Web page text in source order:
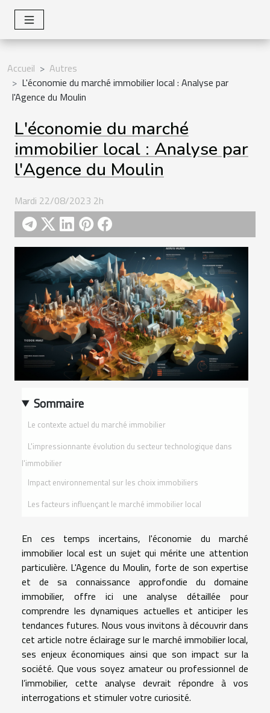
Accueil
Autres
L'économie du marché immobilier local : Analyse par
l'Agence du Moulin
L'économie du marché
immobilier local : Analyse par
l'Agence du Moulin
Mardi 22/08/2023 2h
Sommaire
Le contexte actuel du marché immobilier
L'impressionnante évolution du secteur technologique dans
l'immobilier
Impact environnemental sur les choix immobiliers
Les facteurs influençant le marché immobilier local
En ces temps incertains, l'économie du marché
immobilier local est un sujet qui mérite une attention
particulière. L'Agence du Moulin, forte de son expertise
et de sa connaissance approfondie du domaine
immobilier, offre ici une analyse détaillée pour
comprendre les dynamiques actuelles et anticiper les
tendances futures. Nous vous invitons à découvrir dans
cet article notre éclairage sur le marché immobilier local,
ses enjeux économiques ainsi que son impact sur la
société. Que vous soyez amateur ou professionnel de
l’immobilier, cette analyse devrait répondre à vos
interrogations et stimuler votre curiosité.